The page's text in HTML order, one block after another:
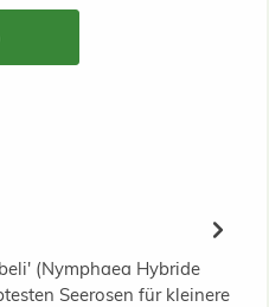
(Nymphaea Hybride
Seerosen für kleinere